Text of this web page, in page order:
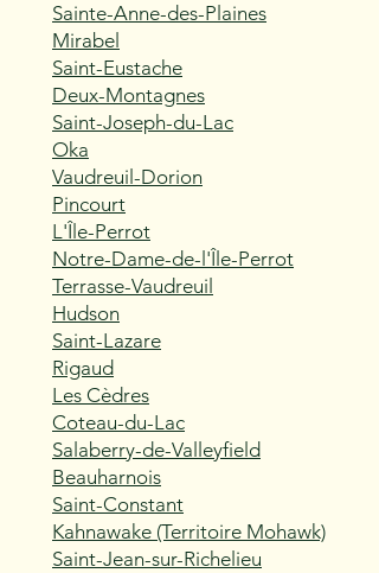
Sainte-Anne-des-Plaines
Mirabel
Saint-Eustache
Deux-Montagnes
Saint-Joseph-du-Lac
Oka
Vaudreuil-Dorion
Pincourt
L'Île-Perrot
Notre-Dame-de-l'Île-Perrot
Terrasse-Vaudreuil
Hudson
Saint-Lazare
Rigaud
Les Cèdres
Coteau-du-Lac
Salaberry-de-Valleyfield
Beauharnois
Saint-Constant
Kahnawake (Territoire Mohawk)
Saint-Jean-sur-Richelieu